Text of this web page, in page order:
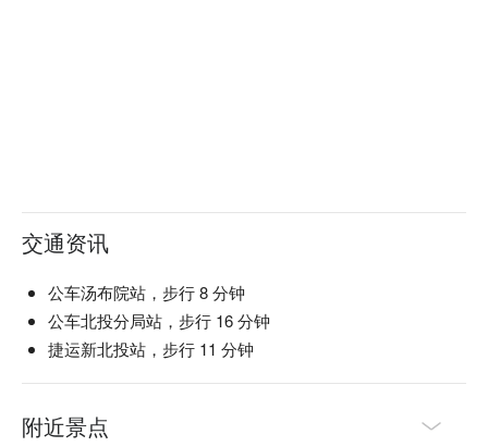
交通资讯
公车汤布院站，步行 8 分钟
公车北投分局站，步行 16 分钟
捷运新北投站，步行 11 分钟
附近景点